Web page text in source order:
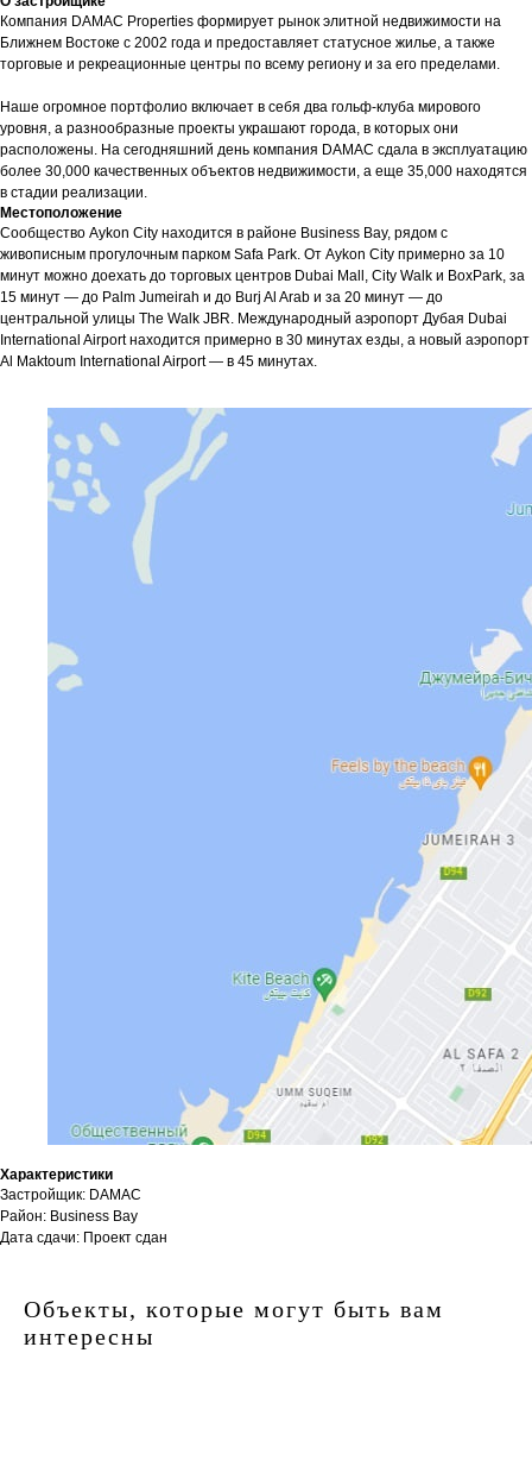
Компания DAMAC Properties формирует рынок элитной недвижимости на
Ближнем Востоке с 2002 года и предоставляет статусное жилье, а также
торговые и рекреационные центры по всему региону и за его пределами.
Наше огромное портфолио включает в себя два гольф-клуба мирового
уровня, а разнообразные проекты украшают города, в которых они
расположены. На сегодняшний день компания DAMAC сдала в эксплуатацию
более 30,000 качественных объектов недвижимости, а еще 35,000 находятся
в стадии реализации.
Местоположение
Сообщество Aykon City находится в районе Business Bay, рядом с
живописным прогулочным парком Safa Park. От Aykon City примерно за 10
минут можно доехать до торговых центров Dubai Mall, City Walk и BoxPark, за
15 минут — до Palm Jumeirah и до Burj Al Arab и за 20 минут — до
центральной улицы The Walk JBR. Международный аэропорт Дубая Dubai
International Airport находится примерно в 30 минутах езды, а новый аэропорт
Al Maktoum International Airport — в 45 минутах.
Характеристики
Застройщик: DAMAC
Район: Business Bay
Дата сдачи: Проект сдан
Объекты, которые могут быть вам
интересны